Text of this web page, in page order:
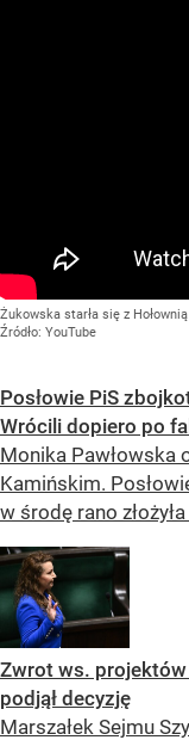
Żukowska starła się z
Źródło: YouTube
Posłowie PiS
Wrócili dopiero po
Monika Pawłowska
Kamińskim.
w środę rano
Zwrot ws.
podjął decyzję
Marszałek Sejmu